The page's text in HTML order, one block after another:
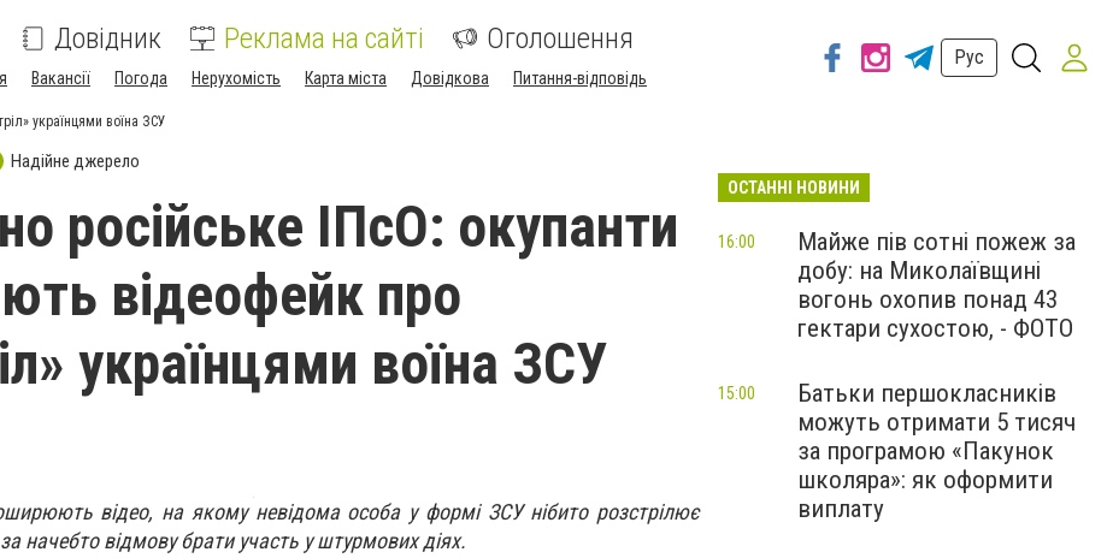
Довідник Реклама на сайті Оголошення
Вакансії Погода Нерухомість Карта міста Довідкова Питання-відповідь
Рус
українцями воїна ЗСУ
Надійне джерело
російське ІПсО: окупанти
відеофейк про
українцями воїна ЗСУ
відео, на якому невідома особа у формі ЗСУ нібито розстрілює
начебто відмову брати участь у штурмових діях.
ОСТАННІ НОВИНИ
Майже пів сотні пожеж за
добу: на Миколаївщині
вогонь охопив понад 43
гектари сухостою, - ФОТО
16:00
Батьки першокласників
можуть отримати 5 тисяч
за програмою «Пакунок
школяра»: як оформити
виплату
15:00